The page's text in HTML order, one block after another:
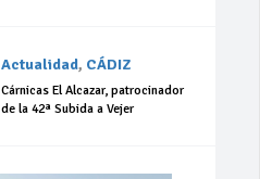
Actualidad, CÁDIZ
Cárnicas El Alcazar, patrocinador
de la 42ª Subida a Vejer